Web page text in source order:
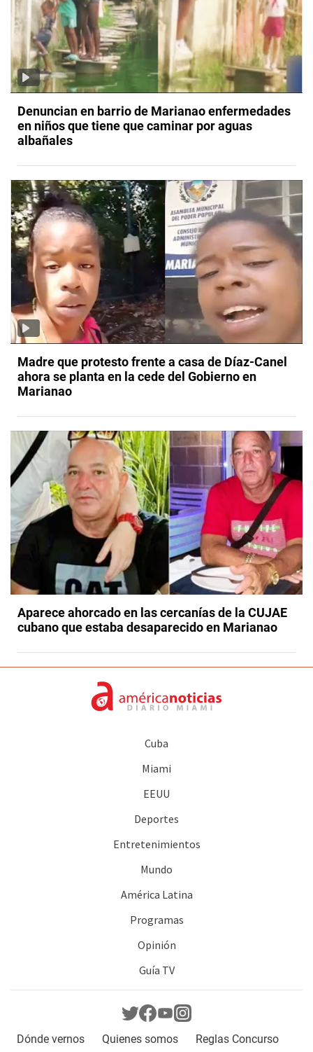
Denuncian en barrio de Marianao enfermedades
en niños que tiene que caminar por aguas
albañales
Madre que protesto frente a casa de Díaz-Canel
ahora se planta en la cede del Gobierno en
Marianao
Aparece ahorcado en las cercanías de la CUJAE
cubano que estaba desaparecido en Marianao
Cuba
Miami
EEUU
Deportes
Entretenimientos
Mundo
América Latina
Programas
Opinión
Guía TV
Dónde vernos Quienes somos Reglas Concurso